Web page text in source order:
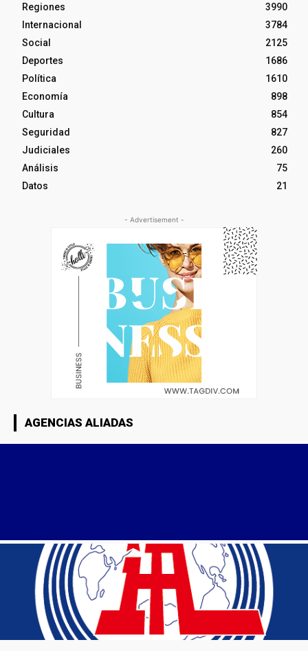
Regiones
3990
Internacional
3784
Social
2125
Deportes
1686
Política
1610
Economía
898
Cultura
854
Seguridad
827
Judiciales
260
Análisis
75
Datos
21
- Advertisement -
AGENCIAS ALIADAS